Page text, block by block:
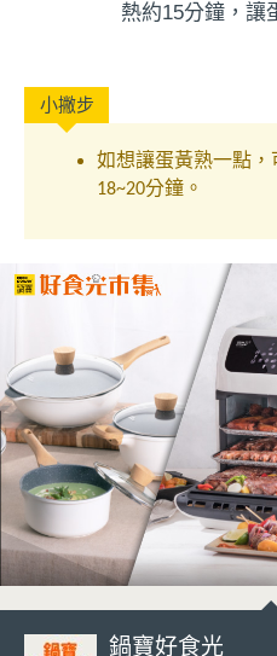
熱約15分鐘，讓
如想讓蛋黃熟一點，
18~20分鐘。
鍋寶好食光